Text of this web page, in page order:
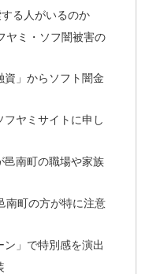
る人がいるのか
ヤミ・ソフ闇被害の
資」からソフト闇金
ヤミサイトに申し
邑南町の職場や家族
南町の方が特に注意
」で特別感を演出